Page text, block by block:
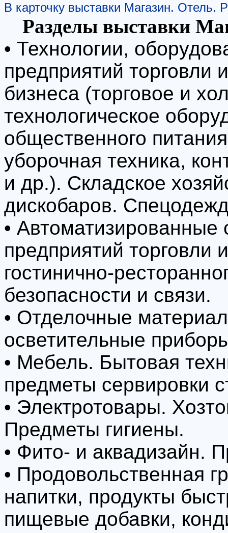
В карточку выставки Магазин. Отель.
Разделы выставки
• Технологии,
предприятий торговли
бизнеса (торговое и
технологическое
общественного
уборочная техника,
и др.). Cкладское
дискобаров.
•
предприятий торговли и
гостинично-
безопасности и связи.
• Отделочные
осветительные
• Мебель. Бытовая
предметы сервировки
• Электротовары.
Предметы гигиены.
• Фито- и аквадизайн.
• Продовольственная
напитки, продукты
пищевые добавки,